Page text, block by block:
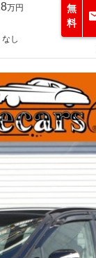
万円
なし
無
料